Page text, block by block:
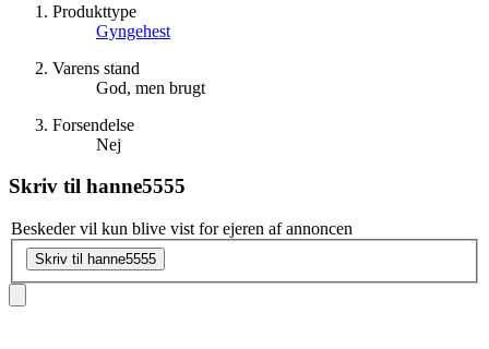
Produkttype
Gyngehest
Varens stand
God, men brugt
Forsendelse
Nej
Skriv til hanne5555
Beskeder vil kun blive vist for ejeren af annoncen
Skriv til hanne5555